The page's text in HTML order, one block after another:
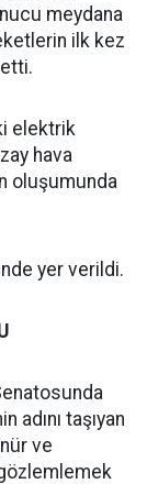
meydana
ilk kez
elektrik
hava
oluşumunda
yer verildi.
adını taşıyan
ve
gözlemlemek